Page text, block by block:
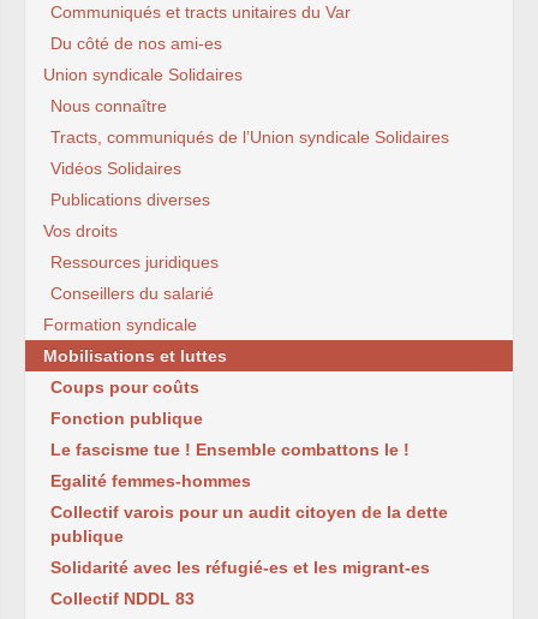
Communiqués et tracts unitaires du Var
Du côté de nos ami-es
Union syndicale Solidaires
Nous connaître
Tracts, communiqués de l’Union syndicale Solidaires
Vidéos Solidaires
Publications diverses
Vos droits
Ressources juridiques
Conseillers du salarié
Formation syndicale
Mobilisations et luttes
Coups pour coûts
Fonction publique
Le fascisme tue ! Ensemble combattons le !
Egalité femmes-hommes
Collectif varois pour un audit citoyen de la dette
publique
Solidarité avec les réfugié-es et les migrant-es
Collectif NDDL 83